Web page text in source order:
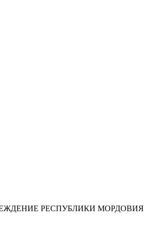
РЕСПУБЛИКИ МОРДОВИЯ